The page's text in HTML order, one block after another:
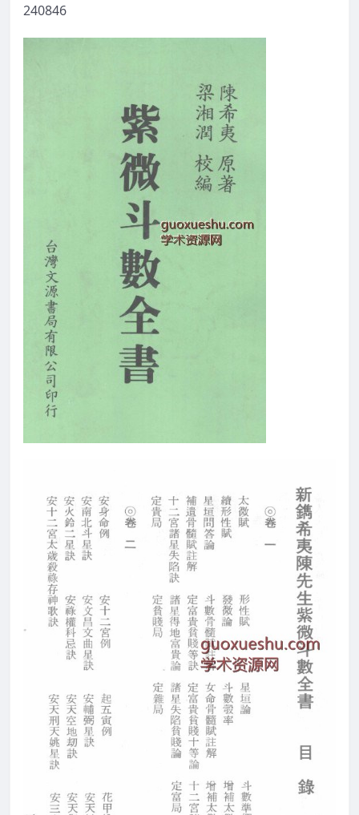
240846